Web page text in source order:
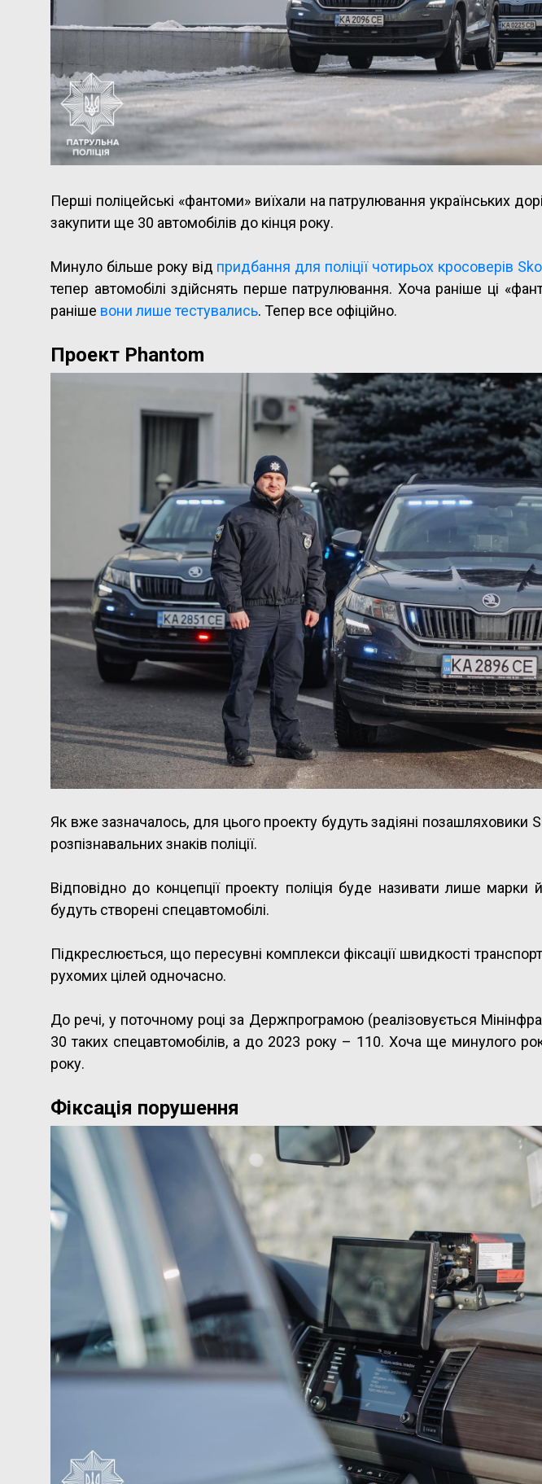
Перші поліцейські «фантоми» виїхали на патрулювання українських
закупити ще 30 автомобілів до кінця року.
Минуло більше року від придбання для поліції чотирьох кросоверів
тепер автомобілі здійснять перше патрулювання. Хоча раніше ці
раніше вони лише тестувались. Тепер все офіційно.
Проект Phantom
Як вже зазначалось, для цього проекту будуть задіяні позашляховики
розпізнавальних знаків поліції.
Відповідно до концепції проекту поліція буде називати лише марки
будуть створені спецавтомобілі.
Підкреслюється, що пересувні комплекси фіксації швидкості
рухомих цілей одночасно.
До речі, у поточному році за Держпрограмою (реалізовується
30 таких спецавтомобілів, а до 2023 року – 110. Хоча ще минулого
року.
Фіксація порушення